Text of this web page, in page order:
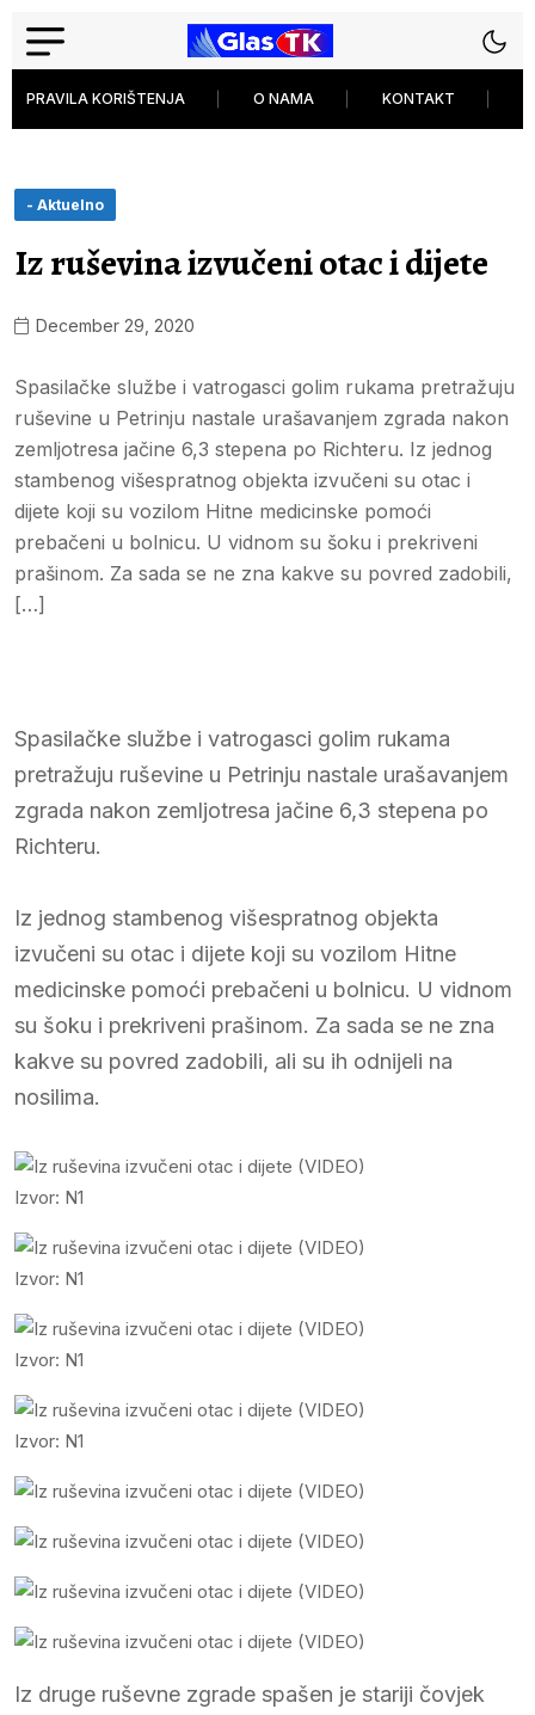
PRAVILA KORIŠTENJA O NAMA KONTAKT
- Aktuelno
Iz ruševina izvučeni otac i dijete
December 29, 2020
Spasilačke službe i vatrogasci golim rukama pretražuju
ruševine u Petrinju nastale urašavanjem zgrada nakon
zemljotresa jačine 6,3 stepena po Richteru. Iz jednog
stambenog višespratnog objekta izvučeni su otac i
dijete koji su vozilom Hitne medicinske pomoći
prebačeni u bolnicu. U vidnom su šoku i prekriveni
prašinom. Za sada se ne zna kakve su povred zadobili,
[…]
Spasilačke službe i vatrogasci golim rukama
pretražuju ruševine u Petrinju nastale urašavanjem
zgrada nakon zemljotresa jačine 6,3 stepena po
Richteru.
Iz jednog stambenog višespratnog objekta
izvučeni su otac i dijete koji su vozilom Hitne
medicinske pomoći prebačeni u bolnicu. U vidnom
su šoku i prekriveni prašinom. Za sada se ne zna
kakve su povred zadobili, ali su ih odnijeli na
nosilima.
Izvor: N1
Izvor: N1
Izvor: N1
Izvor: N1
Iz druge ruševne zgrade spašen je stariji čovjek